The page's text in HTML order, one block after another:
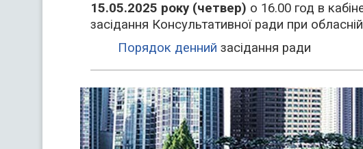
15.05.2025 року (четвер) о 16.00 год в
засідання Консультативної ради при обласній
Порядок денний засідання ради